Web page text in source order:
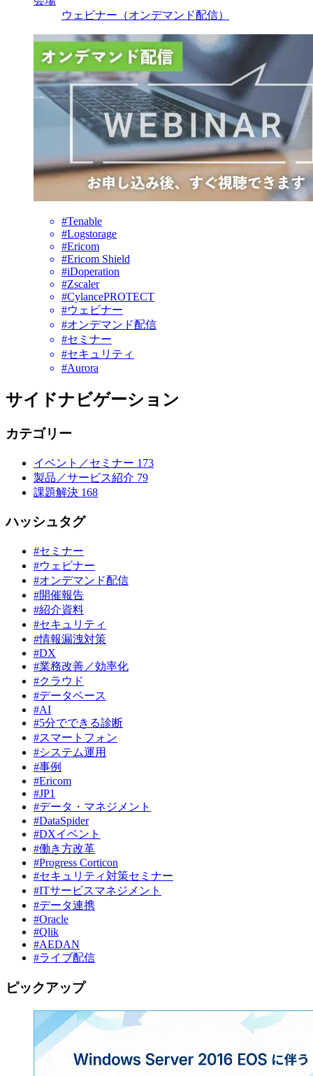
ウェビナー（オンデマンド配信）
#Tenable
#Logstorage
#Ericom
#Ericom Shield
#iDoperation
#Zscaler
#CylancePROTECT
#ウェビナー
#オンデマンド配信
#セミナー
#セキュリティ
#Aurora
サイドナビゲーション
カテゴリー
イベント／セミナー 173
製品／サービス紹介 79
課題解決 168
ハッシュタグ
#セミナー
#ウェビナー
#オンデマンド配信
#開催報告
#紹介資料
#セキュリティ
#情報漏洩対策
#DX
#業務改善／効率化
#クラウド
#データベース
#AI
#5分でできる診断
#スマートフォン
#システム運用
#事例
#Ericom
#JP1
#データ・マネジメント
#DataSpider
#DXイベント
#働き方改革
#Progress Corticon
#セキュリティ対策セミナー
#ITサービスマネジメント
#データ連携
#Oracle
#Qlik
#AEDAN
#ライブ配信
ピックアップ